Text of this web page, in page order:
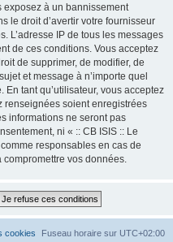
exposez à un bannissement
le droit d’avertir votre fournisseur
L’adresse IP de tous les messages
de ces conditions. Vous acceptez
de supprimer, de modifier, de
et message à n’importe quel
tant qu’utilisateur, vous acceptez
renseignées soient enregistrées
informations ne seront pas
ni « :: CB ISIS :: Le
responsables en cas de
vos données.
Fuseau horaire sur UTC+02:00
cookies